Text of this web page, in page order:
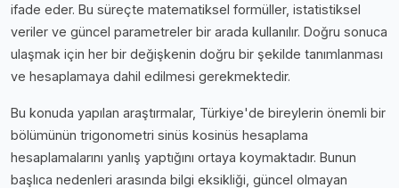
ifade eder. Bu süreçte matematiksel formüller, istatistiksel
veriler ve güncel parametreler bir arada kullanılır. Doğru sonuca
ulaşmak için her bir değişkenin doğru bir şekilde tanımlanması
ve hesaplamaya dahil edilmesi gerekmektedir.
Bu konuda yapılan araştırmalar, Türkiye'de bireylerin önemli bir
bölümünün trigonometri sinüs kosinüs hesaplama
hesaplamalarını yanlış yaptığını ortaya koymaktadır. Bunun
başlıca nedenleri arasında bilgi eksikliği, güncel olmayan